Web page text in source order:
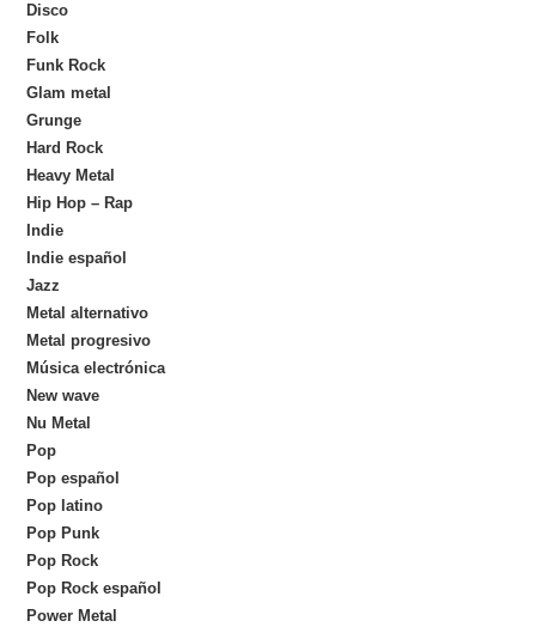
Disco
Folk
Funk Rock
Glam metal
Grunge
Hard Rock
Heavy Metal
Hip Hop – Rap
Indie
Indie español
Jazz
Metal alternativo
Metal progresivo
Música electrónica
New wave
Nu Metal
Pop
Pop español
Pop latino
Pop Punk
Pop Rock
Pop Rock español
Power Metal